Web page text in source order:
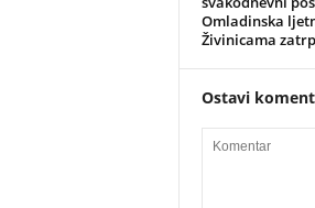
Omladinska
Živinicama
Ostavi